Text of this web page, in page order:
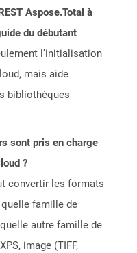
Aspose.Total à
du débutant
l’initialisation
mais aide
bibliothèques
sont pris en charge
?
convertir les formats
quelle famille de
autre famille de
image (TIFF,